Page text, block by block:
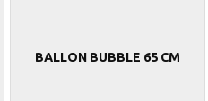
BALLON BUBBLE 65 CM